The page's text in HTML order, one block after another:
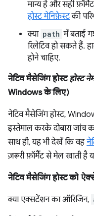
मान्य है और सही
होस्ट मेनिफ़ेस्टकी
क्या path में बताई
रिलेटिव हो सकते हैं.
होने चाहिए.
नेटिव मैसेजिंग होस्टहोस्ट
Windows के लिए)
नेटिव मैसेजिंग होस्ट,
इस्तेमाल करके दोबारा जांच
साथ ही, यह भी देखें कि वह
ज़रूरी फ़ॉर्मैट से मेल खाती है
नेटिव मैसेजिंग होस्ट को
क्या एक्सटेंशन का ऑरिजिन,